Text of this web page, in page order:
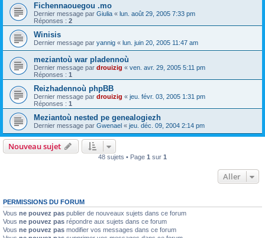
Fichennaouegou .mo
Dernier message par Giulia « lun. août 29, 2005 7:33 pm
Réponses : 2
Winisis
Dernier message par yannig « lun. juin 20, 2005 11:47 am
meziantoù war pladennoù
Dernier message par drouizig « ven. avr. 29, 2005 5:11 pm
Réponses : 1
Reizhadennoù phpBB
Dernier message par drouizig « jeu. févr. 03, 2005 1:31 pm
Réponses : 1
Meziantoù nested pe genealogiezh
Dernier message par Gwenael « jeu. déc. 09, 2004 2:14 pm
Nouveau sujet
48 sujets • Page 1 sur 1
Aller
PERMISSIONS DU FORUM
Vous ne pouvez pas publier de nouveaux sujets dans ce forum
Vous ne pouvez pas répondre aux sujets dans ce forum
Vous ne pouvez pas modifier vos messages dans ce forum